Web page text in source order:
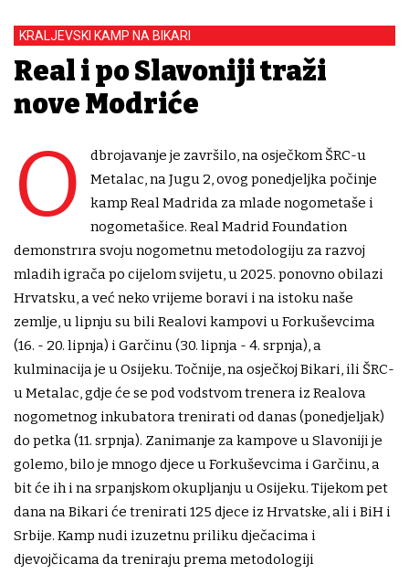
KRALJEVSKI KAMP NA BIKARI
Real i po Slavoniji traži
nove Modriće
O
dbrojavanje je završilo, na osječkom ŠRC-u
Metalac, na Jugu 2, ovog ponedjeljka počinje
kamp Real Madrida za mlade nogometaše i
nogometašice. Real Madrid Foundation
demonstrıra svoju nogometnu metodologiju za razvoj
mladih igrača po cijelom svijetu, u 2025. ponovno obilazi
Hrvatsku, a već neko vrijeme boravi i na istoku naše
zemlje, u lipnju su bili Realovi kampovi u Forkuševcima
(16. - 20. lipnja) i Garčinu (30. lipnja - 4. srpnja), a
kulminacija je u Osijeku. Točnije, na osječkoj Bikari, ili ŠRC-
u Metalac, gdje će se pod vodstvom trenera iz Realova
nogometnog inkubatora trenirati od danas (ponedjeljak)
do petka (11. srpnja). Zanimanje za kampove u Slavoniji je
golemo, bilo je mnogo djece u Forkuševcima i Garčinu, a
bit će ih i na srpanjskom okupljanju u Osijeku. Tijekom pet
dana na Bikari će trenirati 125 djece iz Hrvatske, ali i BiH i
Srbije. Kamp nudi izuzetnu priliku dječacima i
djevojčicama da treniraju prema metodologiji